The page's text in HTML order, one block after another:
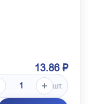
13.86 ₽
шт.